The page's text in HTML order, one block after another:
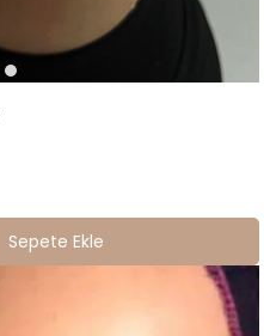
Sepete Ekle